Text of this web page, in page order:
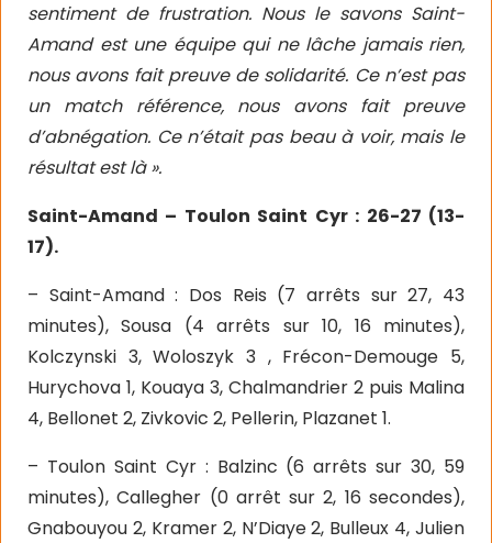
sentiment de frustration. Nous le savons Saint-
Amand est une équipe qui ne lâche jamais rien,
nous avons fait preuve de solidarité. Ce n’est pas
un match référence, nous avons fait preuve
d’abnégation. Ce n’était pas beau à voir, mais le
résultat est là ».
Saint-Amand – Toulon Saint Cyr : 26-27 (13-
17).
– Saint-Amand : Dos Reis (7 arrêts sur 27, 43
minutes), Sousa (4 arrêts sur 10, 16 minutes),
Kolczynski 3, Woloszyk 3 , Frécon-Demouge 5,
Hurychova 1, Kouaya 3, Chalmandrier 2 puis Malina
4, Bellonet 2, Zivkovic 2, Pellerin, Plazanet 1.
– Toulon Saint Cyr : Balzinc (6 arrêts sur 30, 59
minutes), Callegher (0 arrêt sur 2, 16 secondes),
Gnabouyou 2, Kramer 2, N’Diaye 2, Bulleux 4, Julien